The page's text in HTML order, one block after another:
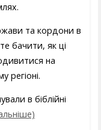
та кордони в
бачити, як ці
на
регіоні.
в біблійні